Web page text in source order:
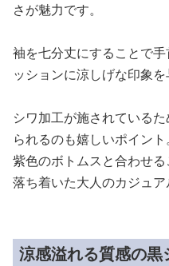
さが魅力です。
袖を七分丈にすることで
ッションに涼しげな印象を
シワ加工が施されている
られるのも嬉しいポイント。
紫色のボトムスと合わせ
落ち着いた大人のカジュア
涼感溢れる質感の黒